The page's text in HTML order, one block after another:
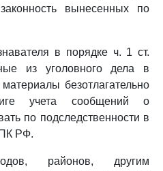
вынесенных по
в порядке ч. 1 ст.
из уголовного дела в
безотлагательно
учета сообщений о
по подследственности в
РФ.
районов, другим